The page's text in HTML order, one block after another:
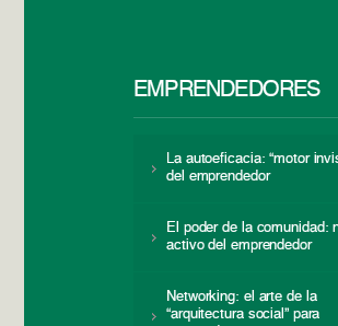
EMPRENDEDORES
La autoeficacia: “motor
del emprendedor
El poder de la comunidad:
activo del emprendedor
Networking: el arte de la
“arquitectura social” para